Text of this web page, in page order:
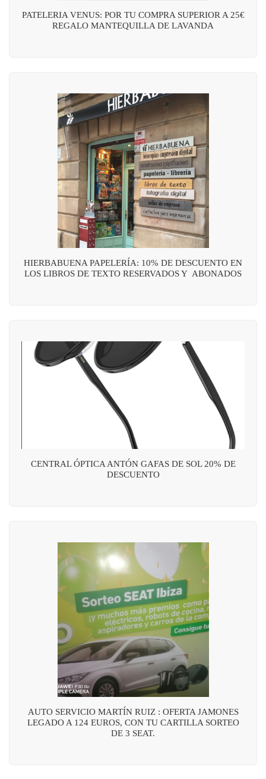
PATELERIA VENUS: POR TU COMPRA SUPERIOR A 25€
REGALO MANTEQUILLA DE LAVANDA
HIERBABUENA PAPELERÍA: 10% DE DESCUENTO EN
LOS LIBROS DE TEXTO RESERVADOS Y ABONADOS
CENTRAL ÓPTICA ANTÓN GAFAS DE SOL 20% DE
DESCUENTO
AUTO SERVICIO MARTÍN RUIZ : OFERTA JAMONES
LEGADO A 124 EUROS, CON TU CARTILLA SORTEO
DE 3 SEAT.